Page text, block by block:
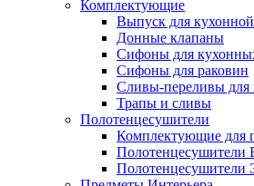
Комплектующие
Выпуск для
Донные клапаны
Сифоны для
Сифоны для раковин
Сливы-переливы для
Трапы и сливы
Полотенцесушители
Комплектующие для
Полотенцесушители
Полотенцесушители